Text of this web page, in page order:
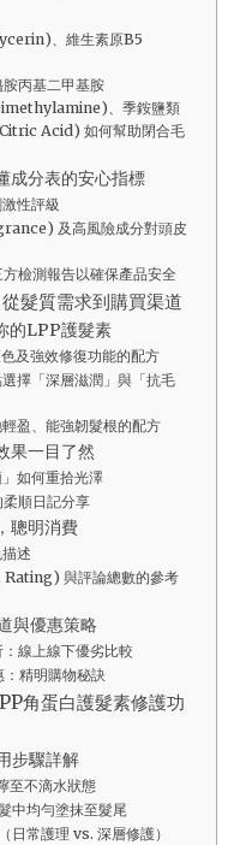
、維生素原B5
丙基二甲基胺
、季銨鹽類
Acid) 如何幫助閉合毛
成分表的安心指標
性評級
及高風險成分對頭皮
檢測報告以確保產品安全
髮質需求到購買渠道
的LPP護髮素
及強效修復功能的配方
擇「深層滋潤」與「抗毛
盈、能強韌髮根的配方
果一目了然
如何重拾光澤
順日記分享
聰明消費
述
Rating) 與評論總數的參考
與優惠策略
線上線下優劣比較
精明購物秘訣
角蛋白護髮素修護功
步驟詳解
至不滴水狀態
中均勻塗抹至髮尾
日常護理 vs. 深層修護）